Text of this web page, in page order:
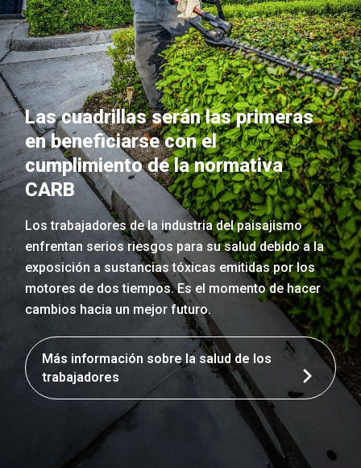
Las cuadrillas serán las primeras
en beneficiarse con el
cumplimiento de la normativa
CARB
Los trabajadores de la industria del paisajismo
enfrentan serios riesgos para su salud debido a la
exposición a sustancias tóxicas emitidas por los
motores de dos tiempos. Es el momento de hacer
cambios hacia un mejor futuro.
Más información sobre la salud de los
trabajadores